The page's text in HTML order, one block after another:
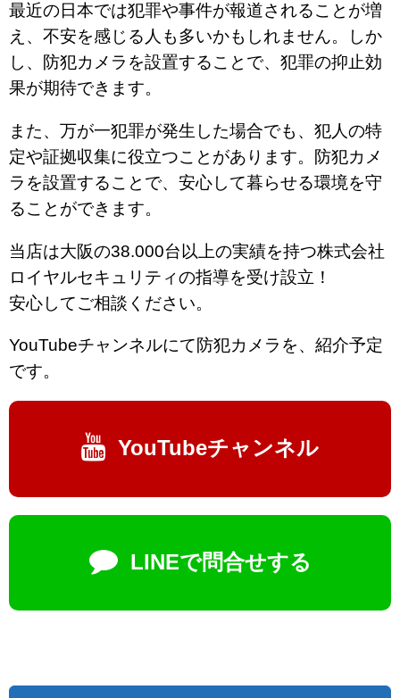
最近の日本では犯罪や事件が報道されることが増
え、不安を感じる人も多いかもしれません。しか
し、防犯カメラを設置することで、犯罪の抑止効
果が期待できます。
また、万が一犯罪が発生した場合でも、犯人の特
定や証拠収集に役立つことがあります。防犯カメ
ラを設置することで、安心して暮らせる環境を守
ることができます。
当店は大阪の38.000台以上の実績を持つ株式会社
ロイヤルセキュリティの指導を受け設立！
安心してご相談ください。
YouTubeチャンネルにて防犯カメラを、紹介予定
です。
YouTubeチャンネル
LINEで問合せする